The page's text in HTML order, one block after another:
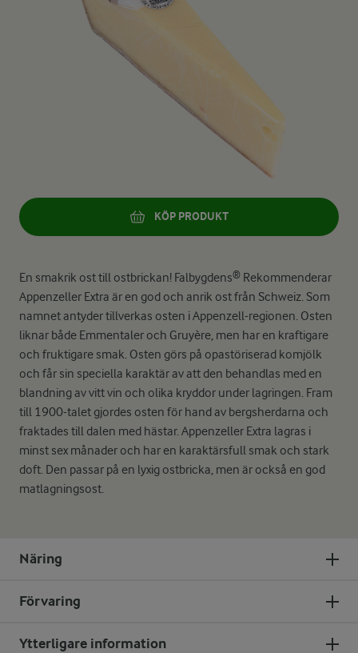
KÖP PRODUKT
En smakrik ost till ostbrickan! Falbygdens® Rekommenderar
Appenzeller Extra är en god och anrik ost från Schweiz. Som
namnet antyder tillverkas osten i Appenzell-regionen. Osten
liknar både Emmentaler och Gruyère, men har en kraftigare
och fruktigare smak. Osten görs på opastöriserad komjölk
och får sin speciella karaktär av att den behandlas med en
blandning av vitt vin och olika kryddor under lagringen. Fram
till 1900-talet gjordes osten för hand av bergsherdarna och
fraktades till dalen med hästar. Appenzeller Extra lagras i
minst sex månader och har en karaktärsfull smak och stark
doft. Den passar på en lyxig ostbricka, men är också en god
matlagningsost.
Näring
Förvaring
Ytterligare information